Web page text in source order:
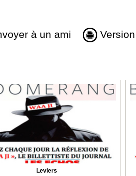
à un ami
Leviers